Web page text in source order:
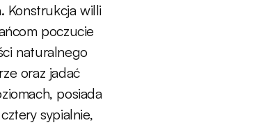
Konstrukcja willi
poczucie
naturalnego
oraz jadać
posiada
sypialnie,